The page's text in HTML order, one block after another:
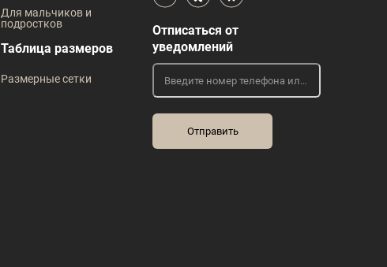
Для мальчиков и
подростков
Таблица размеров
Размерные сетки
Отписаться от
уведомлений